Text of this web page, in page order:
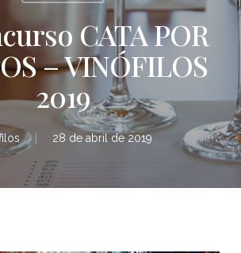
CATA POR
– VINÓFILOS
2019
28 de abril de 2019